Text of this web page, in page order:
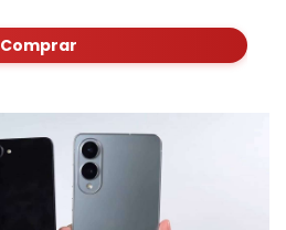
Comprar